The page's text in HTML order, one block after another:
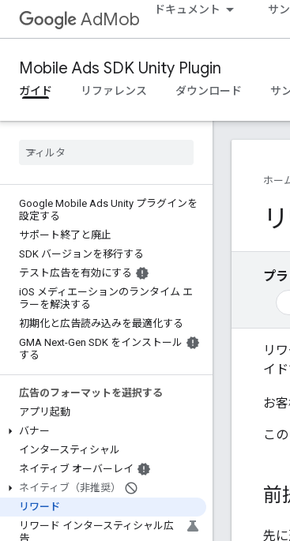
AdMob ドキュメント サ
Mobile Ads SDK Unity Plugin
ガイド リファレンス ダウンロード サ
Google Mobile Ads Unity プラグインを
設定する
サポート終了と廃止
SDK バージョンを移行する
テスト広告を有効にする
iOS メディエーションのランタイム エ
ラーを解決する
初期化と広告読み込みを最適化する
GMA Next-Gen SDK をインストール
する
広告のフォーマットを選択する
アプリ起動
バナー
インタースティシャル
ネイティブ オーバーレイ
ネイティブ（非推奨）
リワード
リワード インタースティシャル広
告
ホー
プ
リ
イ
お
こ
前
先に